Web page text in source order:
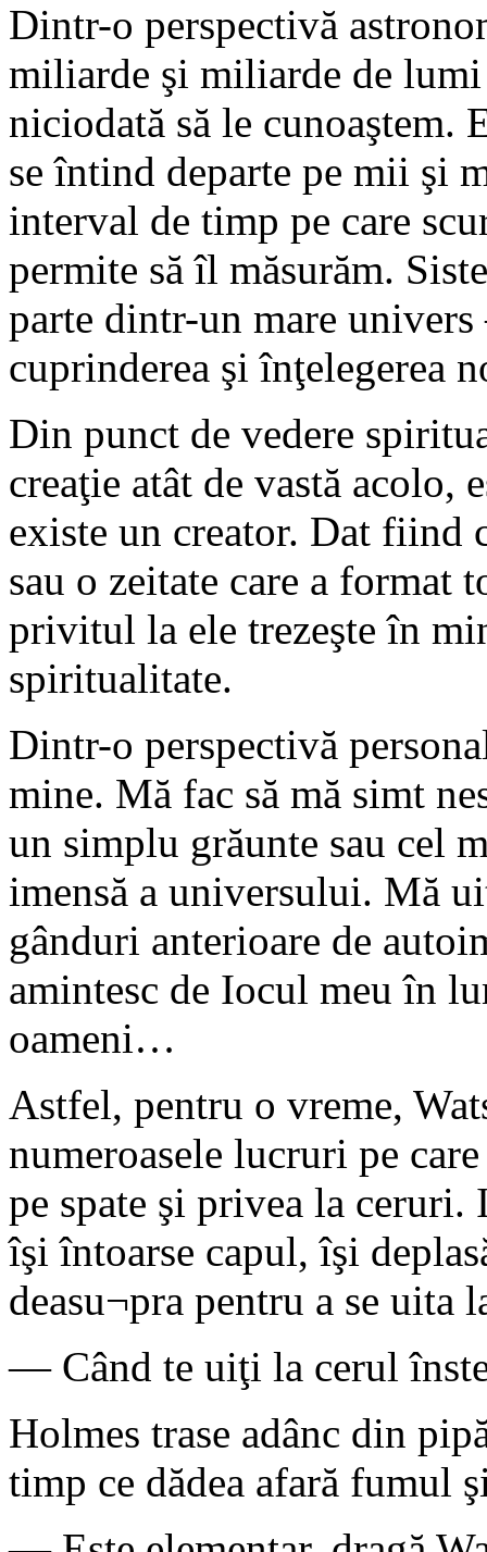
Dintr-o perspectivă
miliarde şi miliarde de
niciodată să le cunoaştem.
se întind departe pe mii şi
interval de timp pe care
permite să îl măsurăm.
parte dintr-un mare
cuprinderea şi înţelegerea
Din punct de vedere
creaţie atât de vastă acolo,
existe un creator. Dat fiind
sau o zeitate care a format
privitul la ele trezeşte în
spiritualitate.
Dintr-o perspectivă
mine. Mă fac să mă simt
un simplu grăunte sau cel
imensă a universului. Mă
gânduri anterioare de
amintesc de Iocul meu în
oameni…
Astfel, pentru o vreme,
numeroasele lucruri pe
pe spate şi privea la
îşi întoarse capul, îşi
deasu¬pra pentru a se uita
— Când te uiţi la cerul
Holmes trase adânc din
timp ce dădea afară fumul